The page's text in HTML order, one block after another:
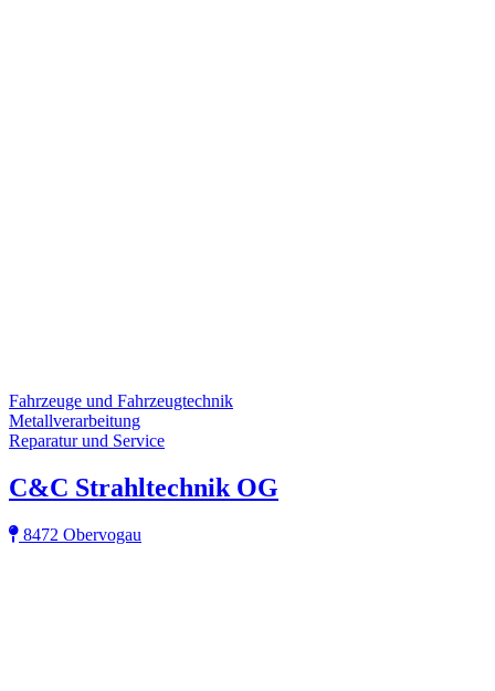
Fahrzeuge und Fahrzeugtechnik
Metallverarbeitung
Reparatur und Service
C&C Strahltechnik OG
8472 Obervogau